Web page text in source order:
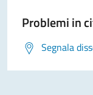
Problemi in
Segnala